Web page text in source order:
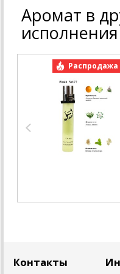
Аромат в
исполнения
Распродажа
Контакты